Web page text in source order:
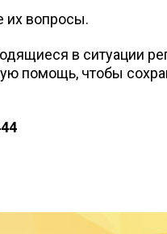
их вопросы.
в ситуации
помощь, чтобы